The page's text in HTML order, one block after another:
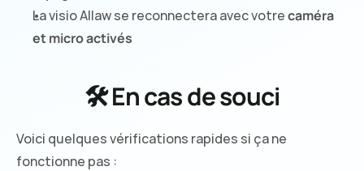
La visio Allaw se reconnectera avec votre caméra
et micro activés
🛠 En cas de souci
Voici quelques vérifications rapides si ça ne
fonctionne pas :